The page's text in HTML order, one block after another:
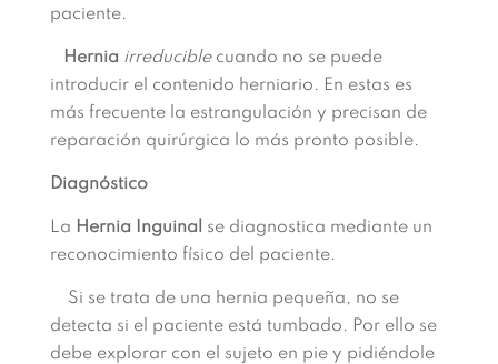
paciente.
Hernia irreduciblecuando no se puede
introducir el contenido herniario. En estas es
más frecuente la estrangulación y precisan de
reparación quirúrgica lo más pronto posible.
Diagnóstico
La Hernia Inguinal
se diagnostica mediante un
reconocimiento físico del paciente.
Si se trata de una hernia pequeña, no se
detecta si el paciente está tumbado. Por ello se
debe explorar con el sujeto en pie y pidiéndole